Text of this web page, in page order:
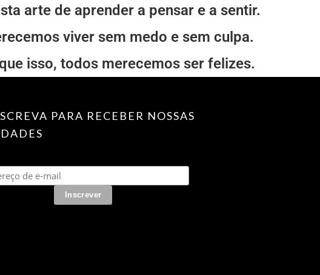
arte de aprender a pensar e a sentir.
viver sem medo e sem culpa.
isso, todos merecemos ser felizes.
PARA RECEBER NOSSAS